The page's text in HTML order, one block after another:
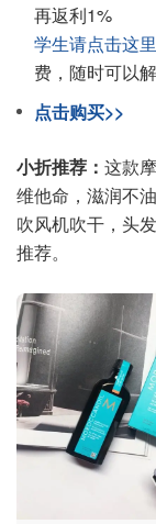
再返利1%
学生请点击这
费，随时可以解
点击购买>>
小折推荐： 这款
维他命，滋润不
吹风机吹干，头
推荐。